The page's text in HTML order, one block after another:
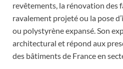
revêtements, la rénovation des
ravalement projeté ou la pose
ou polystyrène expansé. Son
architectural et répond aux
des bâtiments de France en